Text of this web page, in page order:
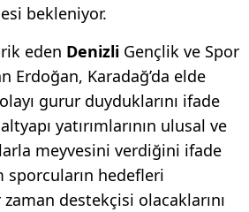
bekleniyor.
eden Denizli Gençlik ve Spor
Erdoğan, Karadağ’da elde
gurur duyduklarını ifade
yatırımlarının ulusal ve
meyvesini verdiğini ifade
sporcuların hedefleri
destekçisi olacaklarını